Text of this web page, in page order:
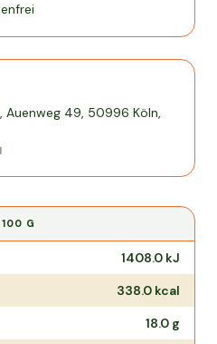
Auenweg 49, 50996 Köln,
100 G
1408.0 kJ
338.0 kcal
18.0 g